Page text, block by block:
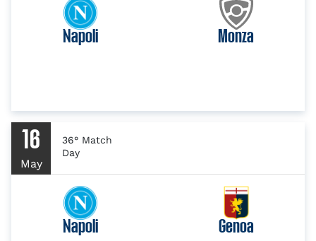
Napoli Monza
16
May
36° Match
Day
Napoli Genoa